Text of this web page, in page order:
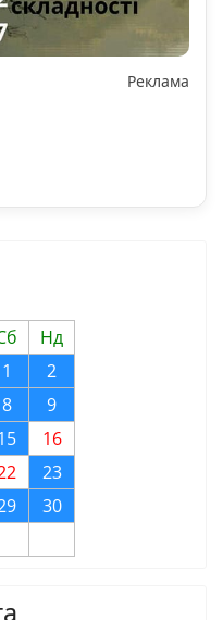
Реклама
Нд
1
2
8
9
16
23
30